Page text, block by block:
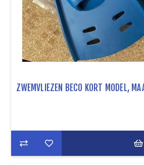
ZWEMVLIEZEN BECO KORT MODEL,